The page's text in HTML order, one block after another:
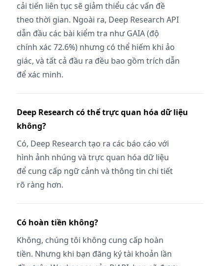
cải tiến liên tục sẽ giảm thiểu các vấn đề
theo thời gian. Ngoài ra, Deep Research API
dẫn đầu các bài kiểm tra như GAIA (độ
chính xác 72.6%) nhưng có thể hiếm khi ảo
giác, và tất cả đầu ra đều bao gồm trích dẫn
để xác minh.
Deep Research có thể trực quan hóa dữ liệu
không?
Có, Deep Research tạo ra các báo cáo với
hình ảnh nhúng và trực quan hóa dữ liệu
để cung cấp ngữ cảnh và thông tin chi tiết
rõ ràng hơn.
Có hoàn tiền không?
Không, chúng tôi không cung cấp hoàn
tiền. Nhưng khi bạn đăng ký tài khoản lần